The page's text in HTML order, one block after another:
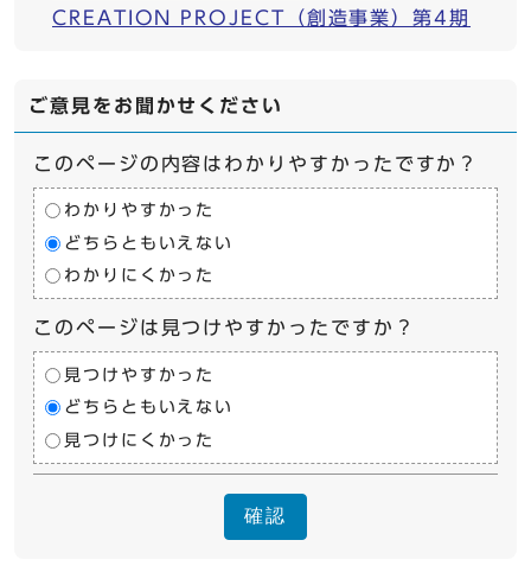
CREATION PROJECT（創造事業）第4期
ご意見をお聞かせください
このページの内容はわかりやすかったですか？
わかりやすかった
どちらともいえない
わかりにくかった
このページは見つけやすかったですか？
見つけやすかった
どちらともいえない
見つけにくかった
確認